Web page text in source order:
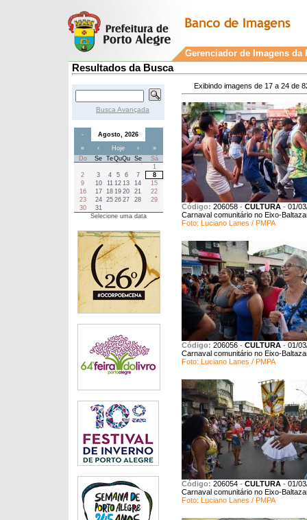
Gerenciador de Imagens da
Resultados da Busca
Exibindo imagens de 17 a 24 de
Código: 206058 - CULTURA - 01/
Carnaval comunitário no Eixo-
Foto: Luciano Lanes / PMPA
Código: 206056 - CULTURA - 01/
Carnaval comunitário no Eixo-
Foto: Luciano Lanes / PMPA
Código: 206054 - CULTURA - 01/
Carnaval comunitário no Eixo-
Foto: Luciano Lanes / PMPA
Busca Avançada
-
Agosto, 2026
«
‹ Hoje ›
»
Do
Se TeQuQu Se
Sá
1
2
3 4 5 6 7
8
9
10 11 12 13 14
15
16
17 18 19 20 21
22
23
24 25 26 27 28
29
30
31
Selecione uma data